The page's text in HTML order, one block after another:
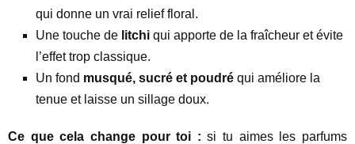
qui donne un vrai relief floral.
Une touche de litchi qui apporte de la fraîcheur et évite
l’effet trop classique.
Un fond musqué, sucré et poudré qui améliore la
tenue et laisse un sillage doux.
Ce que cela change pour toi : si tu aimes les parfums